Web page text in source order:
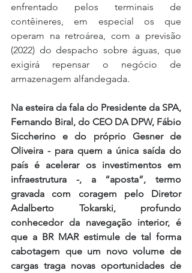
enfrentado pelos terminais de
contêineres, em especial os que
operam na retroárea, com a previsão
(2022) do despacho sobre águas, que
exigirá repensar o negócio de
armazenagem alfandegada.
Na esteira da fala do Presidente da SPA,
Fernando Biral, do CEO DA DPW, Fábio
Siccherino e do próprio Gesner de
Oliveira - para quem a única saída do
país é acelerar os investimentos em
infraestrutura -, a “aposta”, termo
gravada com coragem pelo Diretor
Adalberto Tokarski, profundo
conhecedor da navegação interior, é
que a BR MAR estimule de tal forma
cabotagem que um novo volume de
cargas traga novas oportunidades de